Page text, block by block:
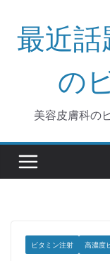
キ
最近
の
美容皮膚科の
ビタミン注射 高濃度